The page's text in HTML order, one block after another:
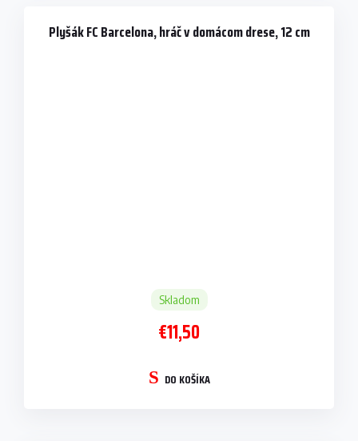
Plyšák FC Barcelona, hráč v domácom drese, 12 cm
Skladom
€11,50
DO KOŠÍKA